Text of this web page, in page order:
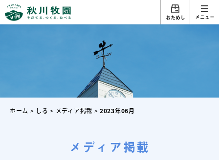
おためし メニュー
ホーム > しる > メディア掲載 >2023年06月
メディア掲載